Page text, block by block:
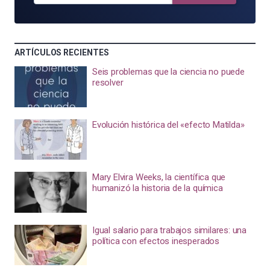
ARTÍCULOS RECIENTES
Seis problemas que la ciencia no puede
resolver
Evolución histórica del «efecto Matilda»
Mary Elvira Weeks, la científica que
humanizó la historia de la química
Igual salario para trabajos similares: una
política con efectos inesperados